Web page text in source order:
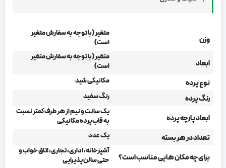
وزن
متغیر (با توجه به سفارش متغیر
است)
ابعاد
متغیر (با توجه به سفارش متغیر
است)
نوع پرده مکانیکی شید
رنگ پرده رنگ سفید
ابعاد پارچه پرده
یک سانت و نیم از هر طرف کمتر نسبت
به قاب پرده مکانیکی
تعداد در هر بسته یک عدد
برای چه مکان هایی مناسب است؟
آشپزخانه، اداری، تجاری، اتاق خواب و
حتی سالن پذیرایی